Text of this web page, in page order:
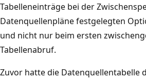
Tabelleneinträge bei der
Datenquellenpläne festgelegten
und nicht nur beim ersten
Tabellenabruf.
Zuvor hatte die Datenquellentabelle